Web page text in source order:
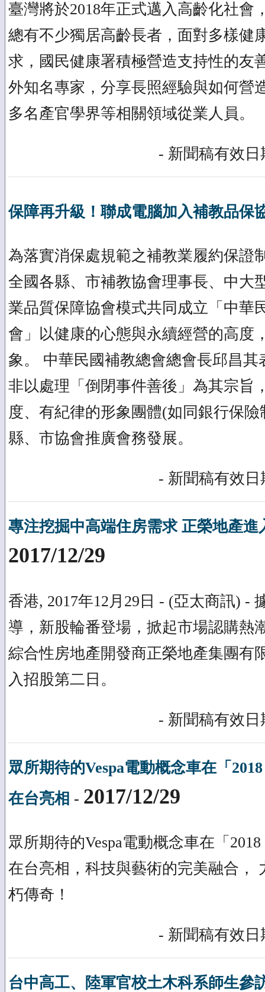
臺灣將於2018年正式邁入高齡化社會
總有不少獨居高齡長者，面對多樣健
求，國民健康署積極營造支持性的友
外知名專家，分享長照經驗與如何營
多名產官學界等相關領域從業人員。
- 新聞稿有效日
保障再升級！聯成電腦加入補教品保
為落實消保處規範之補教業履約保證
全國各縣、市補教協會理事長、中大
業品質保障協會模式共同成立「中華
會」以健康的心態與永續經營的高度
象。 中華民國補教總會總會長邱昌
非以處理「倒閉事件善後」為其宗旨
度、有紀律的形象團體(如同銀行保
縣、市協會推廣會務發展。
- 新聞稿有效日
專注挖掘中高端住房需求 正榮地產進
2017/12/29
香港, 2017年12月29日 - (亞太商訊) -
導，新股輪番登場，掀起市場認購熱
綜合性房地產開發商正榮地產集團有
入招股第二日。
- 新聞稿有效日
眾所期待的Vespa電動概念車在「
在台亮相 - 2017/12/29
眾所期待的Vespa電動概念車在「
在台亮相，科技與藝術的完美融合，
朽傳奇！
- 新聞稿有效日
台中高工、陸軍官校土木科系師生參